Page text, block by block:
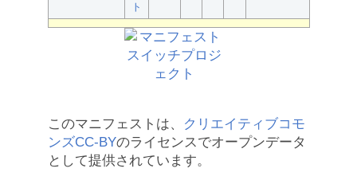
ト
このマニフェストは、
クリエイティブコモ
ンズCC-BYのライセンスでオープンデータ
として提供されています。